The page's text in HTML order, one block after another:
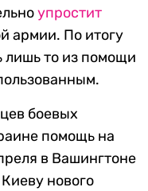
упростит
армии. По итогу
лишь то из помощи
боевых
помощь на
в Вашингтоне
нового